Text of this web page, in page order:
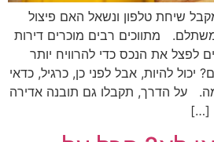
שיחת טלפון ונשאל האם פיצול
מתווכים רבים מוכרים דירות
לפצל את הנכס כדי להרוויח יותר
להיות, אבל לפני כן, כרגיל, כדאי
על הדרך, תקבלו גם תובנה אדירה
[…]